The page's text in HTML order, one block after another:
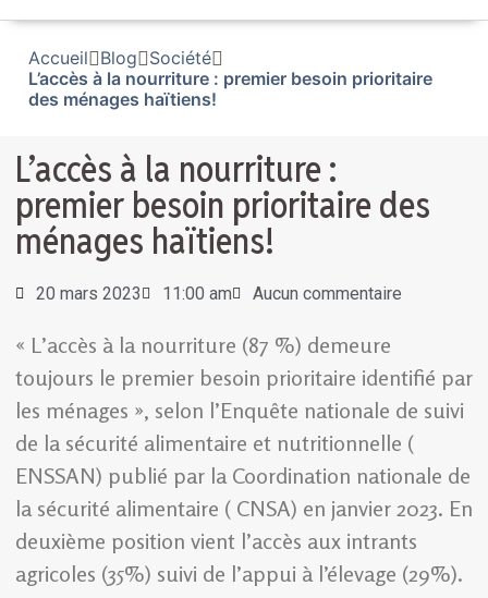
Accueil Blog
Société
L’accès à la nourriture : premier besoin prioritaire
des ménages haïtiens!
L’accès à la nourriture :
premier besoin prioritaire des
ménages haïtiens!
20 mars 2023 11:00 am Aucun commentaire
« L’accès à la nourriture (87 %) demeure
toujours le premier besoin prioritaire identifié par
les ménages », selon l’Enquête nationale de suivi
de la sécurité alimentaire et nutritionnelle (
ENSSAN) publié par la Coordination nationale de
la sécurité alimentaire ( CNSA) en janvier 2023. En
deuxième position vient l’accès aux intrants
agricoles (35%) suivi de l’appui à l’élevage (29%).